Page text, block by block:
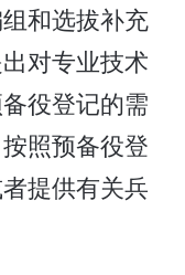
和选拔补充
对专业技术
役登记的需
照预备役登
提供有关兵